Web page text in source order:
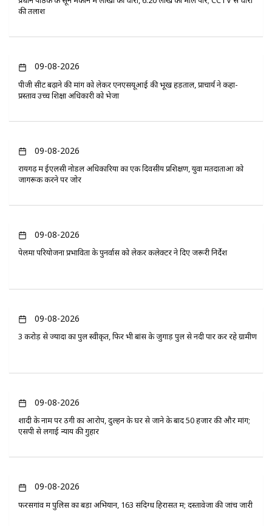
की तलाश
09-08-2026
पीजी सीट बढ़ाने की मांग को लेकर एनएसयूआई की भूख हड़ताल, प्राचार्य ने कहा-
प्रस्ताव उच्च शिक्षा अधिकारी को भेजा
09-08-2026
रायगढ़ में ईएलसी नोडल अधिकारियों का एक दिवसीय प्रशिक्षण, युवा मतदाताओं को
जागरूक करने पर जोर
09-08-2026
पेलमा परियोजना प्रभावितों के पुनर्वास को लेकर कलेक्टर ने दिए जरूरी निर्देश
09-08-2026
3 करोड़ से ज्यादा का पुल स्वीकृत, फिर भी बांस के जुगाड़ पुल से नदी पार कर रहे ग्रामीण
09-08-2026
शादी के नाम पर ठगी का आरोप, दुल्हन के घर से जाने के बाद 50 हजार की और मांग;
एसपी से लगाई न्याय की गुहार
09-08-2026
फरसगांव में पुलिस का बड़ा अभियान, 163 संदिग्ध हिरासत में; दस्तावेजों की जांच जारी